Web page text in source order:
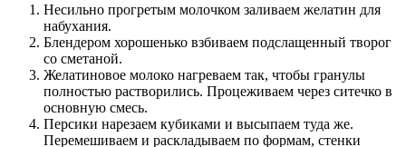
Несильно прогретым молочком заливаем желатин для
набухания.
Блендером хорошенько взбиваем подслащенный творог
со сметаной.
Желатиновое молоко нагреваем так, чтобы гранулы
полностью растворились. Процеживаем через ситечко в
основную смесь.
Персики нарезаем кубиками и высыпаем туда же.
Перемешиваем и раскладываем по формам, стенки